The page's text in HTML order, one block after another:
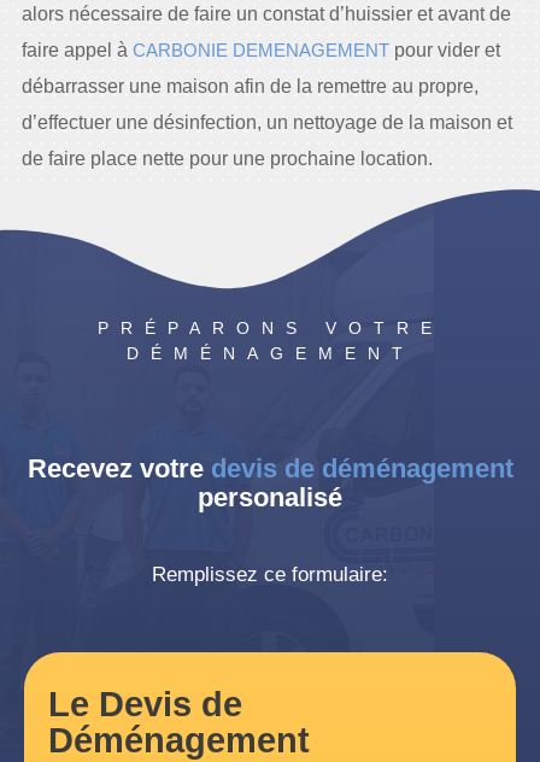
alors nécessaire de faire un constat d’huissier et avant de
faire appel à CARBONIE DEMENAGEMENTpour vider et
débarrasser une maison afin de la remettre au propre,
d’effectuer une désinfection, un nettoyage de la maison et
de faire place nette pour une prochaine location.
PRÉPARONS VOTRE
DÉMÉNAGEMENT
Recevez votre devis de déménagement
personalisé
Remplissez ce formulaire:
Le Devis de
Déménagement